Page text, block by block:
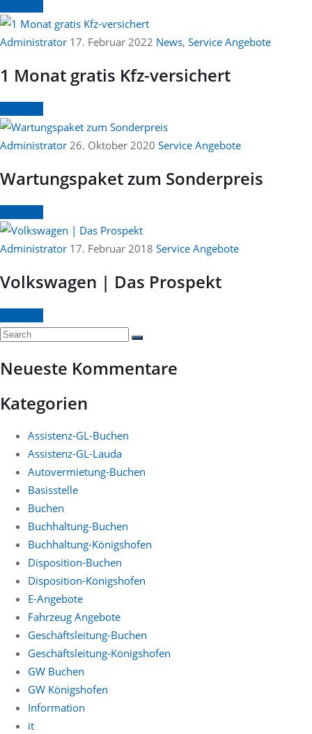
Administrator 17. Februar 2022 News, Service Angebote
1 Monat gratis Kfz-versichert
Administrator 26. Oktober 2020 Service Angebote
Wartungspaket zum Sonderpreis
Administrator 17. Februar 2018 Service Angebote
Volkswagen | Das Prospekt
Neueste Kommentare
Kategorien
Assistenz-GL-Buchen
Assistenz-GL-Lauda
Autovermietung-Buchen
Basisstelle
Buchen
Buchhaltung-Buchen
Buchhaltung-Königshofen
Disposition-Buchen
Disposition-Königshofen
E-Angebote
Fahrzeug Angebote
Geschäftsleitung-Buchen
Geschäftsleitung-Königshofen
GW Buchen
GW Königshofen
Information
it